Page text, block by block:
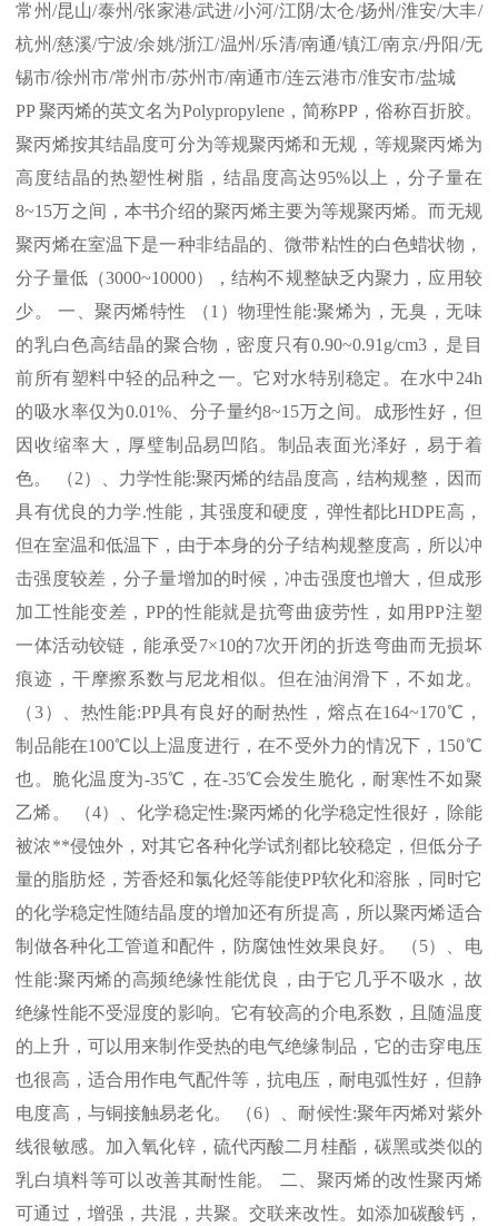
常州/昆山/泰州/张家港/武进/小河/江阴/太仓/扬州/淮安/大丰/
杭州/慈溪/宁波/余姚/浙江/温州/乐清/南通/镇江/南京/丹阳 /无
锡市/徐州市/常州市/苏州市/南通市/连云港市/淮安市/盐城
PP聚丙烯的英文名为Polypropylene，简称PP，俗称百折胶。
聚丙烯按其结晶度可分为等规聚丙烯和无规，等规聚丙烯为
高度结晶的热塑性树脂，结晶度高达95%以上，分子量在
8~15万之间，本书介绍的聚丙烯主要为等规聚丙烯。而无规
聚丙烯在室温下是一种非结晶的、微带粘性的白色蜡状物，
分子量低（3000~10000），结构不规整缺乏内聚力，应用较
少。 一、聚丙烯特性 （1 ）物理性能:聚烯为，无臭，无味
的乳白色高结晶的聚合物，密度只有0.90~0.91g/cm3，是目
前所有塑料中轻的品种之一。它对水特别稳定。在水中 24h
的吸水率仅为0.01%、分子量约8~15万之间。成形性好，但
因收缩率大，厚璧制品易凹陷。制品表面光泽好，易于着
色。 （2）、力学性能:聚丙烯的结晶度高，结构规整，因而
具有优良的力学.性能，其强度和硬度，弹性都比HDPE高，
但在室温和低温下，由于本身的分子结构规整度高，所以冲
击强度较差，分子量增加的时候，冲击强度也增大，但成形
加工性能变差， PP的性能就是抗弯曲疲劳性，如用PP注塑
一体活动铰链，能承受7×10的7次开闭的折迭弯曲而无损坏
痕迹，干摩擦系数与尼龙相似。但在油润滑下，不如龙。
（3）、热性能:PP具有良好的耐热性，熔点在164~170℃ ，
制品能在100℃ 以上温度进行，在不受外力的情况下， 150℃
也。脆化温度为-35℃ ，在-35℃会发生脆化，耐寒性不如聚
乙烯。 （4）、化学稳定性:聚丙烯的化学稳定性很好，除能
被浓**侵蚀外，对其它各种化学试剂都比较稳定，但低分子
量的脂肪烃，芳香烃和氯化烃等能使PP软化和溶胀，同时它
的化学稳定性随结晶度的增加还有所提高，所以聚丙烯适合
制做各种化工管道和配件，防腐蚀性效果良好。 （5）、电
性能:聚丙烯的高频绝缘性能优良，由于它几乎不吸水，故
绝缘性能不受湿度的影响。它有较高的介电系数，且随温度
的上升，可以用来制作受热的电气绝缘制品，它的击穿电压
也很高，适合用作电气配件等，抗电压，耐电弧性好，但静
电度高，与铜接触易老化。 （6）、耐候性:聚年丙烯对紫外
线很敏感。加入氧化锌，硫代丙酸二月桂酯，碳黑或类似的
乳白填料等可以改善其耐性能。 二、聚丙烯的改性聚丙烯
可通过，增强，共混，共聚。交联来改性。如添加碳酸钙，